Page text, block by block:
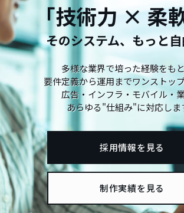
「技術力 × 柔軟
そのシステム、もっと
多様な業界で培った経験をもと
要件定義から運用までワンストッ
広告・インフラ・モバイル・業
あらゆる"仕組み"に対応しま
採用情報を見る
制作実績を見る